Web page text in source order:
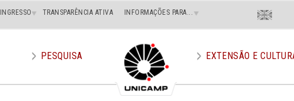
INGRESSO TRANSPARÊNCIA ATIVA INFORMAÇÕES PARA... Menu
Superior
Direito
En
PESQUISA EXTENSÃO E